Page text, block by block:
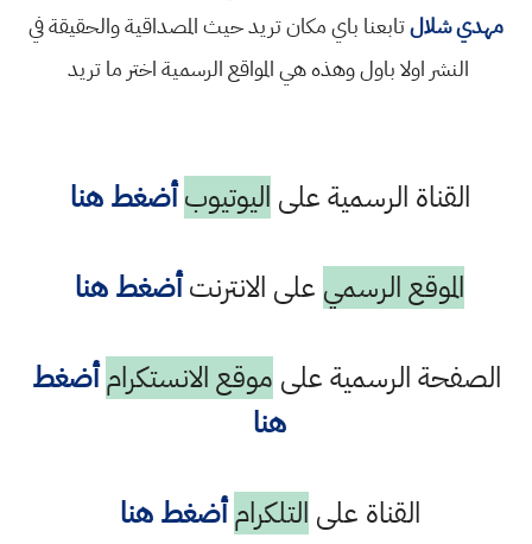
مهدي شلالتابعنا باي مكان تريد حيث المصداقية والحقيقة في
النشر اولا باول وهذه هي المواقع الرسمية اختر ما تريد
القناة الرسمية على اليوتيوب أضغط هنا
الموقع الرسمي على الانترنتأضغط هنا
الصفحة الرسمية على موقع الانستكرام أضغط
هنا
القناة على التلكرام أضغط هنا